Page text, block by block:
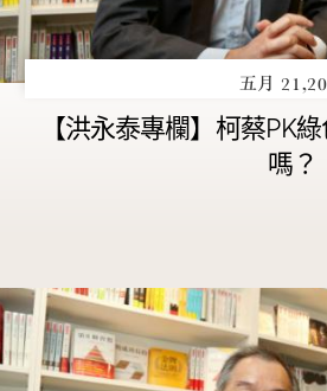
五月
【洪永泰專欄】柯蔡PK
嗎？